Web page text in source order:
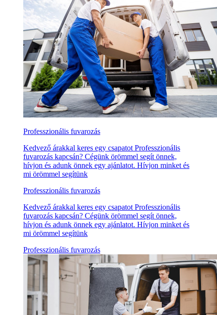
Professzionális fuvarozás
Kedvező árakkal keres egy csapatot Professzionális
fuvarozás kapcsán? Cégünk örömmel segít önnek,
hívjon és adunk önnek egy ajánlatot. Hívjon minket és
mi örömmel segítünk
Professzionális fuvarozás
Kedvező árakkal keres egy csapatot Professzionális
fuvarozás kapcsán? Cégünk örömmel segít önnek,
hívjon és adunk önnek egy ajánlatot. Hívjon minket és
mi örömmel segítünk
Professzionális fuvarozás